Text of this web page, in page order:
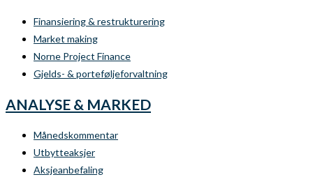
Finansiering & restrukturering
Market making
Norne Project Finance
Gjelds- & porteføljeforvaltning
ANALYSE & MARKED
Månedskommentar
Utbytteaksjer
Aksjeanbefaling